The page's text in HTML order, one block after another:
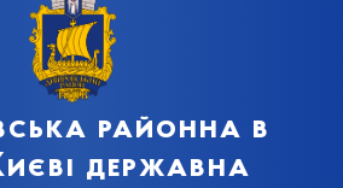
районна в
державна